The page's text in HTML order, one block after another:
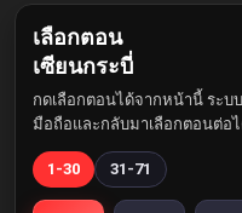
เลือกตอน
เซียนกระบี่
กดเลือกตอนได้จากหน้านี้ ระบ
มือถือและกลับมาเลือกตอนต่อไ
1-30 31-71